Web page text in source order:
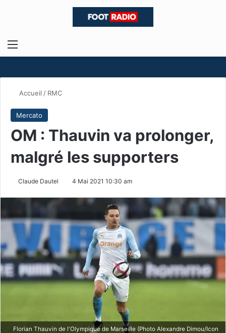
Menu
Accueil / RMC
Mercato
OM : Thauvin va prolonger,
malgré les supporters
Claude Dautel 4 Mai 2021 10:30 am
Florian Thauvin de l'Olympique de Marseille (Photo Alexandre Dimou/Icon